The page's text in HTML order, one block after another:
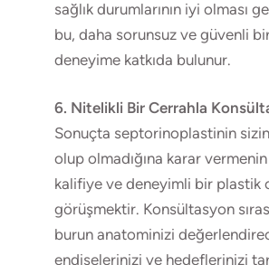
sağlık durumlarının iyi olması
bu, daha sorunsuz ve güvenli
deneyime katkıda bulunur.
6. Nitelikli Bir Cerrahla
Sonuçta septorinoplastinin
olup olmadığına karar
kalifiye ve deneyimli bir plastik
görüşmektir. Konsültasyon
burun anatominizi
endişelerinizi ve hedeflerinizi